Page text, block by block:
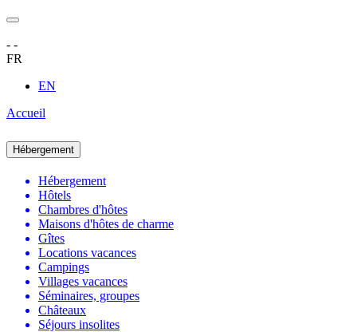
- -
FR
EN
Accueil
Hébergement
Hébergement
Hôtels
Chambres d'hôtes
Maisons d'hôtes de charme
Gîtes
Locations vacances
Campings
Villages vacances
Séminaires, groupes
Châteaux
Séjours insolites